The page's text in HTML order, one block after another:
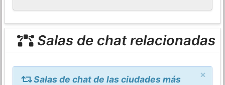
Salas de chat relacionadas
×
Salas de chat de las ciudades más